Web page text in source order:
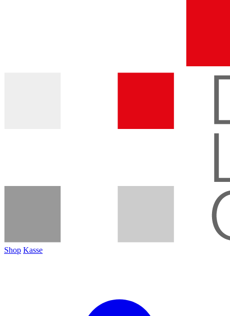
Shop Kasse